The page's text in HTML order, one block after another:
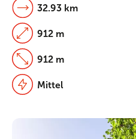
32.93 km
912 m
912 m
Mittel